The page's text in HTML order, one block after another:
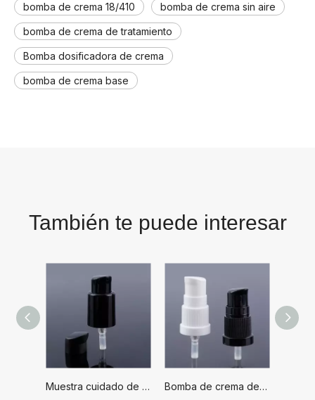
bomba de crema 18/410 bomba de crema sin aire
bomba de crema de tratamiento
Bomba dosificadora de crema
bomba de crema base
También te puede interesar
Muestra cuidado de la piel 18/415 20/410 20mm tratamiento líquido base loción crema tratamiento bomba cabeza para botella Bomba de crema de tratamiento 18/410 con dispensador de plástico, bomba de polvo con tapa completa, bomba de tratamiento con dispensador de loción de plástico